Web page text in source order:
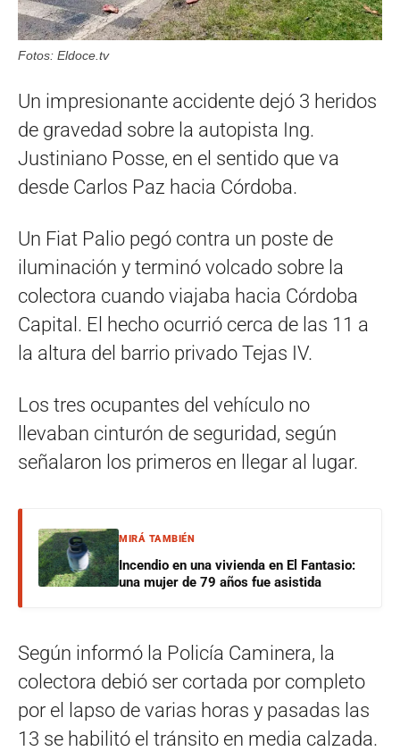
Fotos: Eldoce.tv
Un impresionante accidente dejó 3 heridos
de gravedad sobre la autopista Ing.
Justiniano Posse, en el sentido que va
desde Carlos Paz hacia Córdoba.
Un Fiat Palio pegó contra un poste de
iluminación y terminó volcado sobre la
colectora cuando viajaba hacia Córdoba
Capital. El hecho ocurrió cerca de las 11 a
la altura del barrio privado Tejas IV.
Los tres ocupantes del vehículo no
llevaban cinturón de seguridad, según
señalaron los primeros en llegar al lugar.
MIRÁ TAMBIÉN
Incendio en una vivienda en El Fantasio:
una mujer de 79 años fue asistida
Según informó la Policía Caminera, la
colectora debió ser cortada por completo
por el lapso de varias horas y pasadas las
13 se habilitó el tránsito en media calzada.